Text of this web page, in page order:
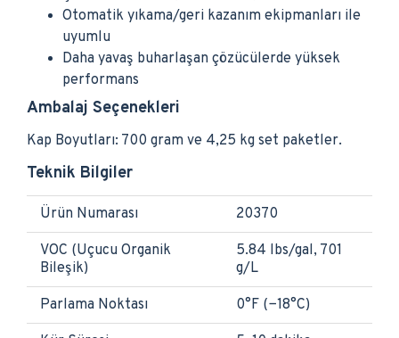
Otomatik yıkama/geri kazanım ekipmanları ile
uyumlu
Daha yavaş buharlaşan çözücülerde yüksek
performans
Ambalaj Seçenekleri
Kap Boyutları: 700 gram ve 4,25 kg set paketler.
Teknik Bilgiler
Ürün Numarası 20370
VOC (Uçucu Organik
Bileşik)
5.84 lbs/gal, 701
g/L
Parlama Noktası 0°F (−18°C)